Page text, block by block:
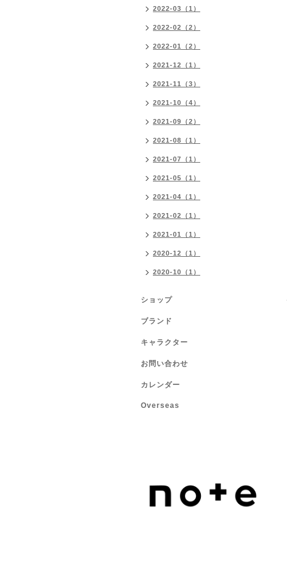
2022-03（1）
2022-02（2）
2022-01（2）
2021-12（1）
2021-11（3）
2021-10（4）
2021-09（2）
2021-08（1）
2021-07（1）
2021-05（1）
2021-04（1）
2021-02（1）
2021-01（1）
2020-12（1）
2020-10（1）
ショップ
ブランド
キャラクター
お問い合わせ
カレンダー
Overseas